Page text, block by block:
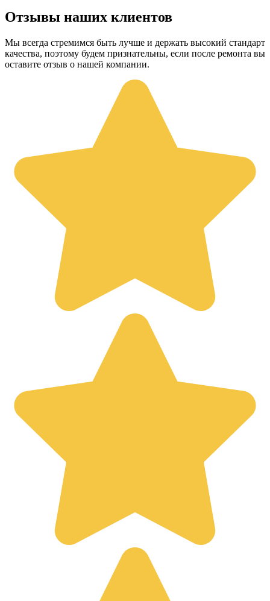
Отзывы наших клиентов
Мы всегда стремимся быть лучше и держать высокий стандарт
качества, поэтому будем признательны, если после ремонта вы
оставите отзыв о нашей компании.